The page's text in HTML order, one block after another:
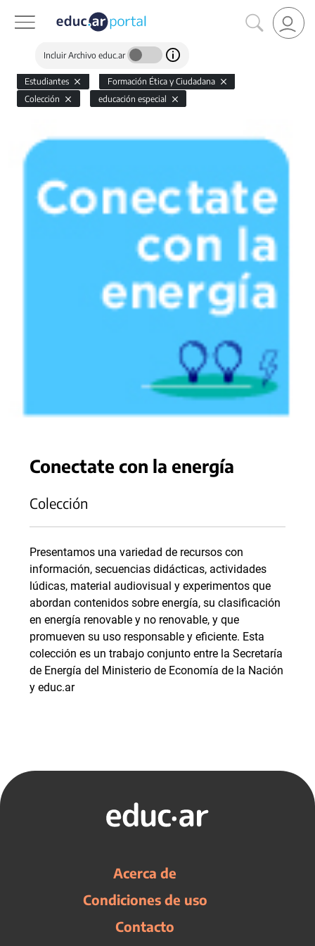
Incluir Archivo educ.ar
Estudiantes
Formación Ética y Ciudadana
Colección
educación especial
Conectate con la energía
Colección
Presentamos una variedad de recursos con
información, secuencias didácticas, actividades
lúdicas, material audiovisual y experimentos que
abordan contenidos sobre energía, su clasificación
en energía renovable y no renovable, y que
promueven su uso responsable y eficiente. Esta
colección es un trabajo conjunto entre la Secretaría
de Energía del Ministerio de Economía de la Nación
y educ.ar
Acerca de
Condiciones de uso
Contacto